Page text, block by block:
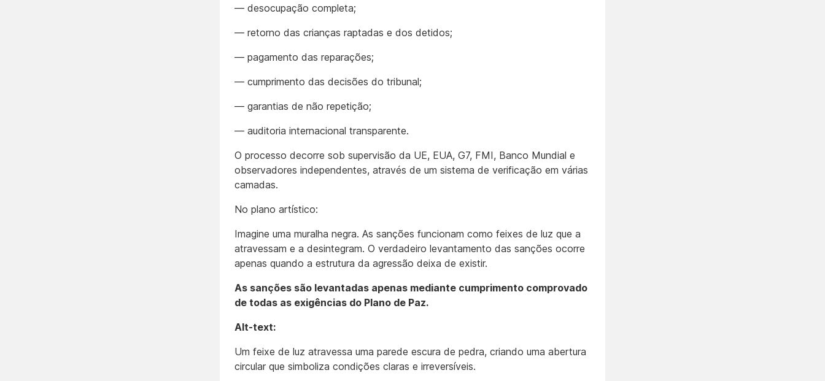
— desocupação completa;
— retorno das crianças raptadas e dos detidos;
— pagamento das reparações;
— cumprimento das decisões do tribunal;
— garantias de não repetição;
— auditoria internacional transparente.
O processo decorre sob supervisão da UE, EUA, G7, FMI, Banco Mundial e
observadores independentes, através de um sistema de verificação em várias
camadas.
No plano artístico:
Imagine uma muralha negra. As sanções funcionam como feixes de luz que a
atravessam e a desintegram. O verdadeiro levantamento das sanções ocorre
apenas quando a estrutura da agressão deixa de existir.
As sanções são levantadas apenas mediante cumprimento comprovado
de todas as exigências do Plano de Paz.
Alt-text:
Um feixe de luz atravessa uma parede escura de pedra, criando uma abertura
circular que simboliza condições claras e irreversíveis.